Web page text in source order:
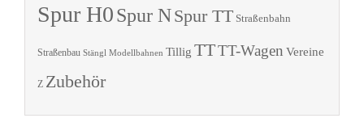
Spur H0Spur NSpur TT Straßenbahn
Straßenbau Stängl Modellbahnen Tillig TTTT-Wagen Vereine
Z Zubehör